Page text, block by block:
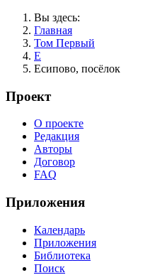
Вы здесь:
Главная
Том Первый
Е
Есипово, посёлок
Проект
О проекте
Редакция
Авторы
Договор
FAQ
Приложения
Календарь
Приложения
Библиотека
Поиск